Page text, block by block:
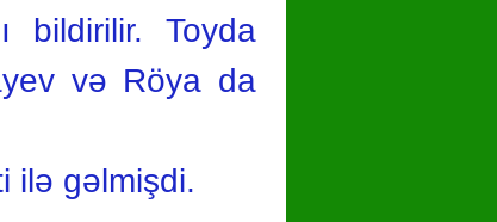
bildirilir. Toyda
və Röya da
ilə gəlmişdi.